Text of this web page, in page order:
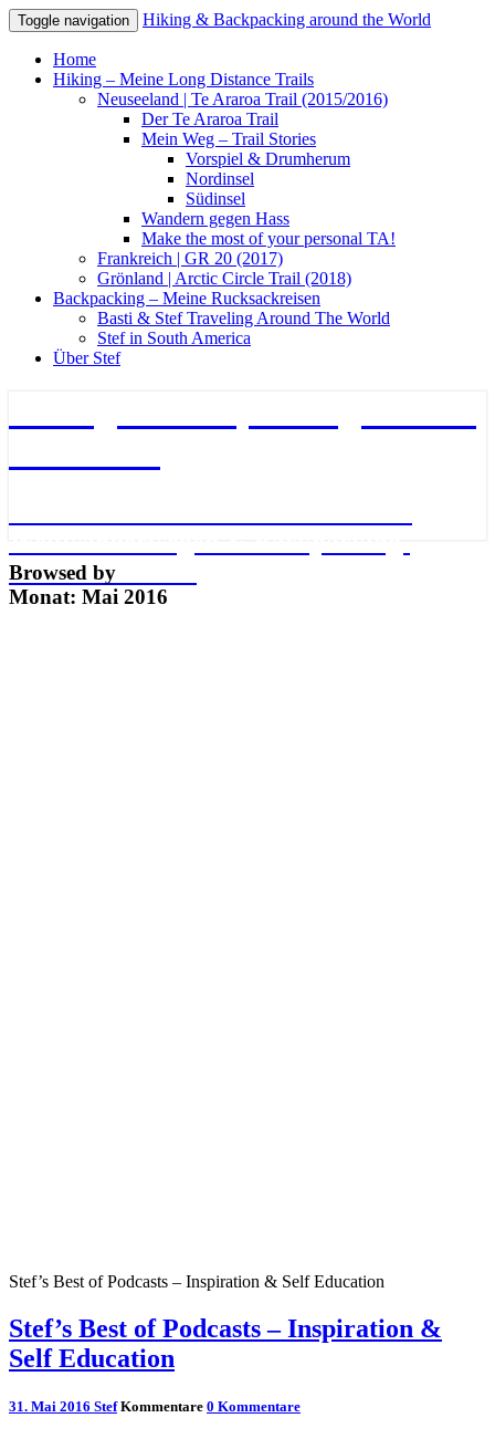
Toggle navigation Hiking & Backpacking around the World
Home
Hiking – Meine Long Distance Trails
Neuseeland | Te Araroa Trail (2015/2016)
Der Te Araroa Trail
Mein Weg – Trail Stories
Vorspiel & Drumherum
Nordinsel
Südinsel
Wandern gegen Hass
Make the most of your personal TA!
Frankreich | GR 20 (2017)
Grönland | Arctic Circle Trail (2018)
Backpacking – Meine Rucksackreisen
Basti & Stef Traveling Around The World
Stef in South America
Über Stef
Routen der Welt
Browsed by
Monat: Mai 2016
Stef’s Best of Podcasts – Inspiration & Self Education
Stef’s Best of Podcasts – Inspiration &
Self Education
31. Mai 2016 Stef Kommentare 0 Kommentare